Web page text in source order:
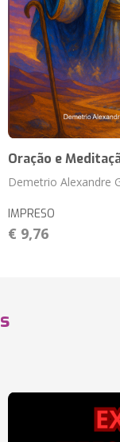
Oração e
Demetrio Alexandre
IMPRESO
€ 9,76